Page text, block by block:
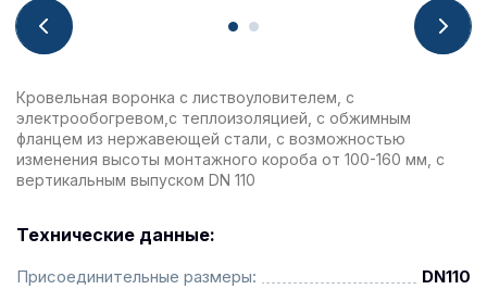
Кровельная воронка с листвоуловителем, с
электрообогревом,с теплоизоляцией, с обжимным
фланцем из нержавеющей стали, с возможностью
изменения высоты монтажного короба от 100-160 мм, с
вертикальным выпуском DN 110
Технические данные:
Присоединительные размеры:
DN110